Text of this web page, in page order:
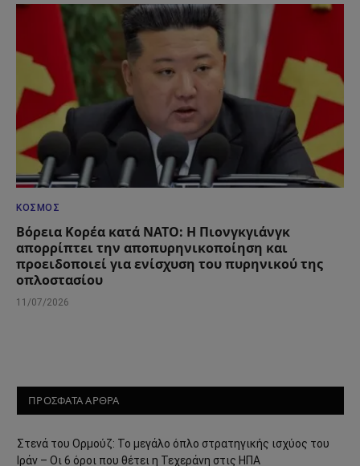
ΚΌΣΜΟΣ
Βόρεια Κορέα κατά ΝΑΤΟ: Η Πιονγκγιάνγκ
απορρίπτει την αποπυρηνικοποίηση και
προειδοποιεί για ενίσχυση του πυρηνικού της
οπλοστασίου
11/07/2026
ΠΡΟΣΦΑΤΑ ΑΡΘΡΑ
Στενά του Ορμούζ: Το μεγάλο όπλο στρατηγικής ισχύος του
Ιράν – Οι 6 όροι που θέτει η Τεχεράνη στις ΗΠΑ